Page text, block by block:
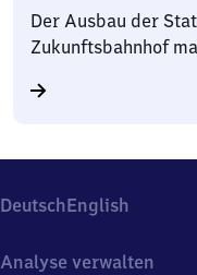
Der Ausbau der
Zukunftsbahnhof
DeutschEnglish
Analyse verwalten